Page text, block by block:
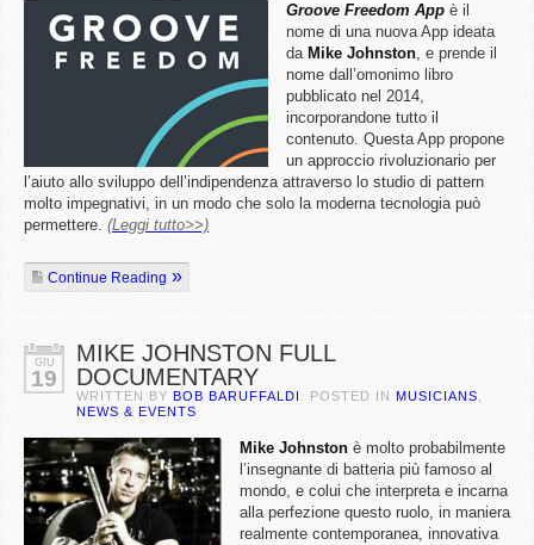
Groove Freedom App è il
nome di una nuova App ideata
da Mike Johnston, e prende il
nome dall’omonimo libro
pubblicato nel 2014,
incorporandone tutto il
contenuto. Questa App propone
un approccio rivoluzionario per
l’aiuto allo sviluppo dell’indipendenza attraverso lo studio di pattern
molto impegnativi, in un modo che solo la moderna tecnologia può
permettere. (Leggi tutto>>)
Continue Reading
GIU
19
MIKE JOHNSTON FULL
DOCUMENTARY
WRITTEN BY BOB BARUFFALDI . POSTED IN MUSICIANS
NEWS & EVENTS
Mike Johnston è molto probabilmente
l’insegnante di batteria più famoso al
mondo, e colui che interpreta e incarna
alla perfezione questo ruolo, in maniera
realmente contemporanea, innovativa